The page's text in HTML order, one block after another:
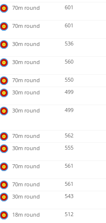
70m round 601
70m round 601
30m round 536
30m round 560
70m round
550
30m round 499
30m round 499
70m round
562
30m round 555
70m round 561
70m round
561
30m round 543
18m round 512